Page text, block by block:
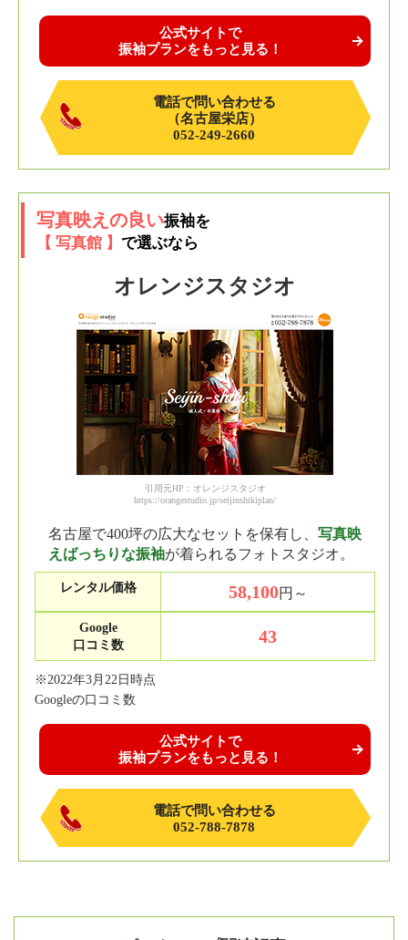
公式サイトで
振袖プランをもっと見る！
電話で問い合わせる
（名古屋栄店）
052-249-2660
写真映えの良い振袖を
【 写真館 】 で選ぶなら
オレンジスタジオ
引用元HP：オレンジスタジオ
https://orangestudio.jp/seijinshikiplan/
名古屋で400坪の広大なセットを保有し、 写真映
えばっちりな振袖が着られるフォトスタジオ。
レンタル価格 58,100円～
Google
口コミ数
43
※2022年3月22日時点
Googleの口コミ数
公式サイトで
振袖プランをもっと見る！
電話で問い合わせる
052-788-7878